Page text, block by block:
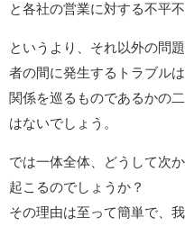
と各社の営業に対する不平
というより、それ以外の問
者の間に発生するトラブル
関係を巡るものであるかの
はないでしょう。
では一体全体、どうして次
起こるのでしょうか？
その理由は至って簡単で、